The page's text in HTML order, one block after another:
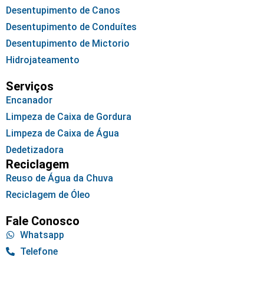
Desentupimento de Canos
Desentupimento de Conduítes
Desentupimento de Mictorio
Hidrojateamento
Serviços
Encanador
Limpeza de Caixa de Gordura
Limpeza de Caixa de Água
Dedetizadora
Reciclagem
Reuso de Água da Chuva
Reciclagem de Óleo
Fale Conosco
Whatsapp
Telefone